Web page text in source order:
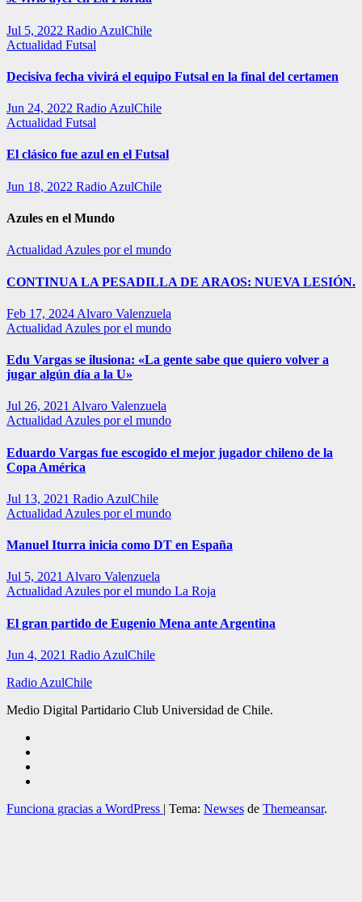
Jul 5, 2022 Radio AzulChile
Actualidad Futsal
Decisiva fecha vivirá el equipo Futsal en la final del certamen
Jun 24, 2022 Radio AzulChile
Actualidad Futsal
El clásico fue azul en el Futsal
Jun 18, 2022 Radio AzulChile
Azules en el Mundo
Actualidad Azules por el mundo
CONTINUA LA PESADILLA DE ARAOS: NUEVA LESIÓN.
Feb 17, 2024 Alvaro Valenzuela
Actualidad Azules por el mundo
Edu Vargas se ilusiona: «La gente sabe que quiero volver a
jugar algún día a la U»
Jul 26, 2021 Alvaro Valenzuela
Actualidad Azules por el mundo
Eduardo Vargas fue escogido el mejor jugador chileno de la
Copa América
Jul 13, 2021 Radio AzulChile
Actualidad Azules por el mundo
Manuel Iturra inicia como DT en España
Jul 5, 2021 Alvaro Valenzuela
Actualidad Azules por el mundo La Roja
El gran partido de Eugenio Mena ante Argentina
Jun 4, 2021 Radio AzulChile
Radio AzulChile
Medio Digital Partidario Club Universidad de Chile.
Funciona gracias a WordPress | Tema: Newses de Themeansar.